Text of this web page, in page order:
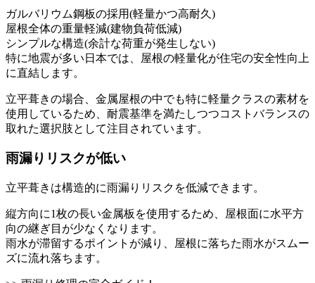
ガルバリウム鋼板の採用(軽量かつ高耐久)
屋根全体の重量軽減(建物負荷低減)
シンプルな構造(余計な荷重が発生しない)
特に地震が多い日本では、屋根の軽量化が住宅の安全性向上
に直結します。
立平葺きの場合、金属屋根の中でも特に軽量クラスの素材を
使用しているため、耐震基準を満たしつつコストバランスの
取れた選択肢として注目されています。
雨漏りリスクが低い
立平葺きは構造的に雨漏りリスクを低減できます。
縦方向に1枚の長い金属板を使用するため、屋根面に水平方
向の継ぎ目が少なくなります。
雨水が滞留するポイントが減り、屋根に落ちた雨水がスムー
ズに流れ落ちます。